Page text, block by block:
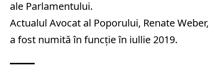
ale Parlamentului.
Actualul Avocat al Poporului, Renate Weber,
a fost numită în funcţie în iullie 2019.